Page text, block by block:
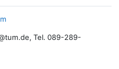
Tel. 089-289-